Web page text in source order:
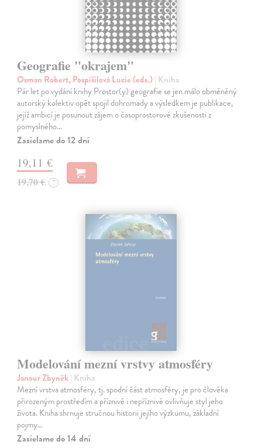
Geografie "okrajem"
Osman Robert, Pospíšilová Lucie (eds.)| Kniha
Pár let po vydání knihy Prostor(y) geografie se jen málo obměněný
autorský kolektiv opět spojil dohromady a výsledkem je publikace,
jejíž ambicí je posunout zájem o časoprostorové zkušenosti z
pomyslného…
Zasielame do 12 dní
19,11 €
19,70 € ?
Modelování mezní vrstvy atmosféry
Janour Zbyněk| Kniha
Mezní vrstva atmosféry, tj. spodní část atmosféry, je pro člověka
přirozeným prostředím a příznivě i nepříznivě ovlivňuje styl jeho
života. Kniha shrnuje stručnou historii jejího výzkumu, základní
pojmy…
Zasielame do 14 dní